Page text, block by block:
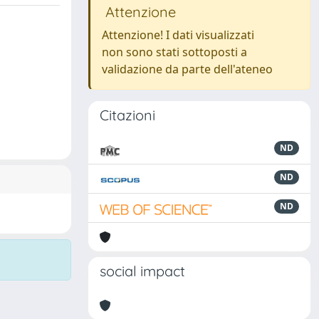
Attenzione
Attenzione! I dati visualizzati
non sono stati sottoposti a
validazione da parte dell'ateneo
Citazioni
ND
ND
ND
social impact